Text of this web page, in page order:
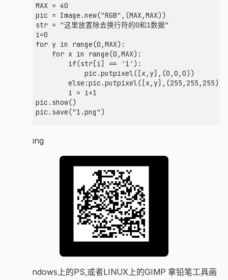
MAX = 40
pic = Image.new("RGB",(MAX,MAX))
str = "这里放置除去换行符的0和1数据"
i=0
for y in range(0,MAX):
    for x in range(0,MAX):
        if(str[i] == '1'):
            pic.putpixel([x,y],(0,0,0))
        else:pic.putpixel([x,y],(255,255,255))
        i = i+1
pic.show()
生成1.png
拖入windows上的PS,或者LINUX上的GIMP 拿铅笔工具画